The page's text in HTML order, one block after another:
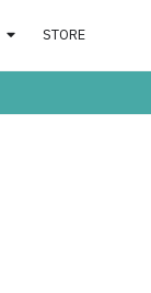
STORE